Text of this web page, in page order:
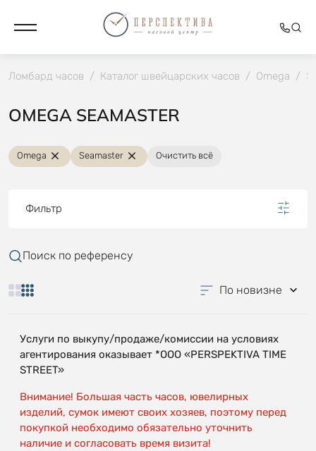
Ломбард часов / Каталог швейцарских часов / Omega /
OMEGA SEAMASTER
Omega Seamaster Очистить всё
Фильтр
Поиск по референсу
По новизне
Услуги по выкупу/продаже/комиссии на условиях
агентирования оказывает *OOO «PERSPEKTIVA TIME
STREET»
Внимание! Большая часть часов, ювелирных
изделий, сумок имеют своих хозяев, поэтому перед
покупкой необходимо обязательно уточнить
наличие и согласовать время визита!